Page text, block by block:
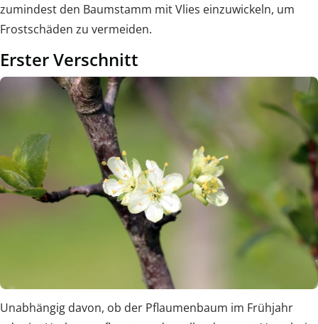
zumindest den Baumstamm mit Vlies einzuwickeln, um
Frostschäden zu vermeiden.
Erster Verschnitt
Unabhängig davon, ob der Pflaumenbaum im Frühjahr